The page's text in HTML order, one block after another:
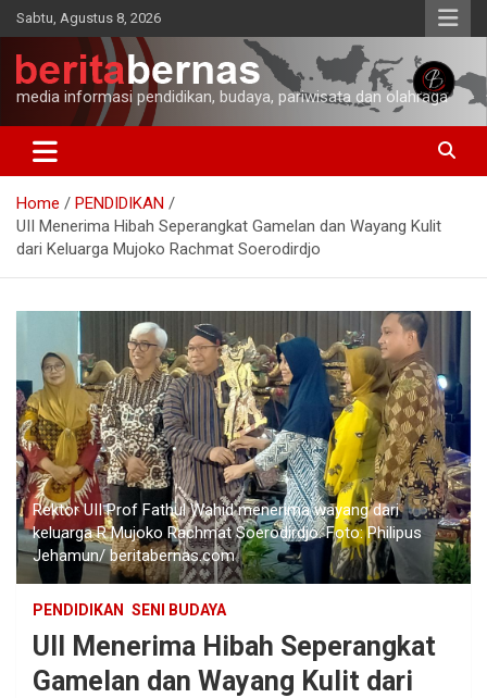
Skip
to
content
Sabtu, Agustus 8, 2026
media informasi pendidikan, budaya, pariwisata dan olahraga
Home
PENDIDIKAN
UII Menerima Hibah Seperangkat Gamelan dan Wayang Kulit
dari Keluarga Mujoko Rachmat Soerodirdjo
Rektor UII Prof Fathul Wahid menerima wayang dari
keluarga R Mujoko Rachmat Soerodirdjo. Foto: Philipus
Jehamun/ beritabernas.com
PENDIDIKAN SENI BUDAYA
UII Menerima Hibah Seperangkat
Gamelan dan Wayang Kulit dari